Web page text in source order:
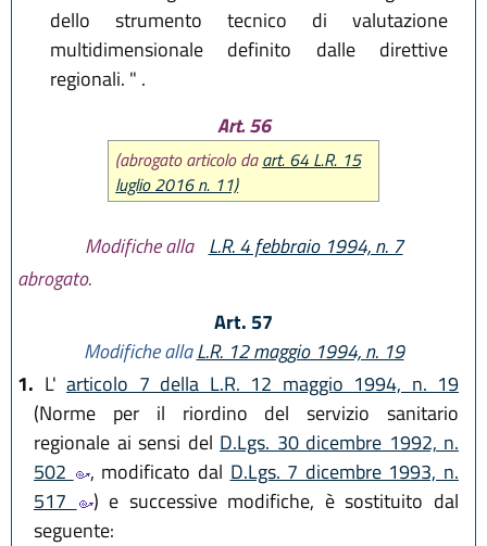
dello strumento tecnico di valutazione
multidimensionale definito dalle direttive
regionali. " .
Art. 56
(abrogato articolo daart. 64 L.R. 15
luglio 2016 n. 11)
Modifiche alla L.R. 4 febbraio 1994, n. 7
abrogato.
Art. 57
Modifiche allaL.R. 12 maggio 1994, n. 19
1. L' articolo 7 della L.R. 12 maggio 1994, n. 19
(Norme per il riordino del servizio sanitario
regionale ai sensi del D.Lgs. 30 dicembre 1992, n.
502
, modificato dal D.Lgs. 7 dicembre 1993, n.
517
) e successive modifiche, è sostituito dal
seguente: